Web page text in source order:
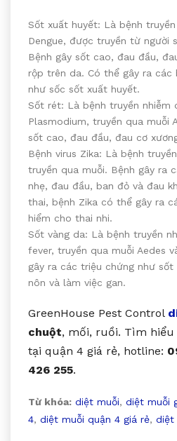
Sốt xuất huyết: Là bệnh
Dengue, được truyền từ người
Bệnh gây sốt cao, đau đầu,
rộp trên da. Có thể gây ra các
như sốc sốt xuất huyết.
Sốt rét: Là bệnh truyền nhiễm
Plasmodium, truyền qua muỗi
sốt cao, đau đầu, đau cơ
Bệnh virus Zika: Là bệnh
truyền qua muỗi. Bệnh gây ra
nhẹ, đau đầu, ban đỏ và đau
thai, bệnh Zika có thể gây ra
hiểm cho thai nhi.
Sốt vàng da: Là bệnh truyền
fever, truyền qua muỗi Aedes
gây ra các triệu chứng như
nôn và làm việc gan.
GreenHouse Pest Control
chuột, mối, ruồi. Tìm
tại quận 4 giá rẻ, hotline:
426 255.
Từ khóa: diệt muỗi, diệt muỗi
4, diệt muỗi quận 4 giá rẻ, diệt